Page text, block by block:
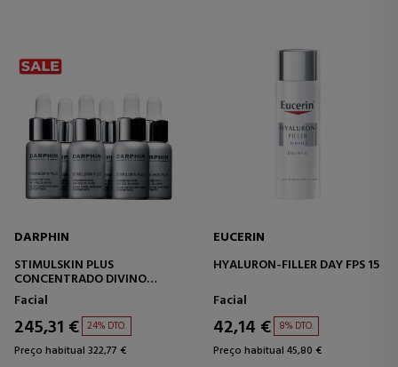
DARPHIN
STIMULSKIN PLUS
CONCENTRADO DIVINO
ANTIENVELHECIMENTO 28
DIAS
Facial
245,31 € 24% DTO.
Preço habitual 322,77 €
EUCERIN
HYALURON-FILLER DAY FPS 15
Facial
42,14 € 8% DTO.
Preço habitual 45,80 €